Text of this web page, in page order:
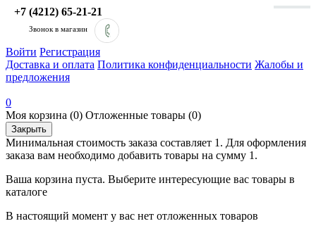
+7 (4212) 65-21-21
Звонок в магазин
Войти Регистрация
Доставка и оплата Политика конфиденциальности Жалобы и
предложения
0
Моя корзина (0) Отложенные товары (0)
Закрыть
Минимальная стоимость заказа составляет 1. Для оформления
заказа вам необходимо добавить товары на сумму 1.
Ваша корзина пуста. Выберите интересующие вас товары в
каталоге
В настоящий момент у вас нет отложенных товаров